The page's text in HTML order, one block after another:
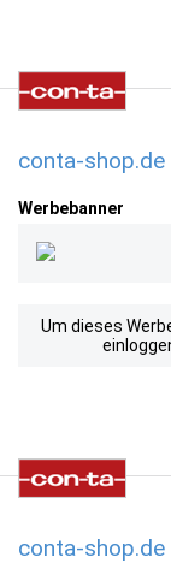
conta-
Werbebanner
Um dieses
conta-